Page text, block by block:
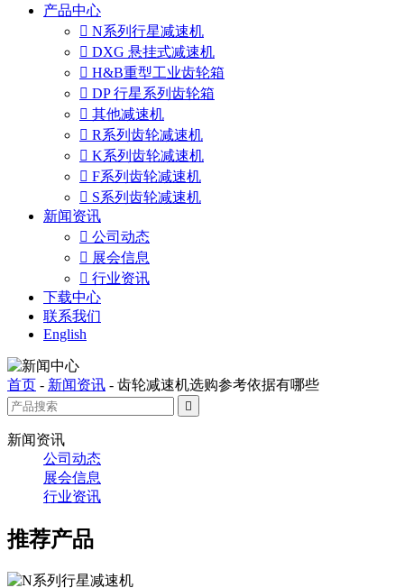
产品中心
 N系列行星减速机
 DXG 悬挂式减速机
 H&B重型工业齿轮箱
 DP 行星系列齿轮箱
 其他减速机
 R系列齿轮减速机
 K系列齿轮减速机
 F系列齿轮减速机
 S系列齿轮减速机
新闻资讯
 公司动态
 展会信息
 行业资讯
下载中心
联系我们
English
首页 - 新闻资讯 - 齿轮减速机选购参考依据有哪些

新闻资讯
公司动态
展会信息
行业资讯
推荐产品